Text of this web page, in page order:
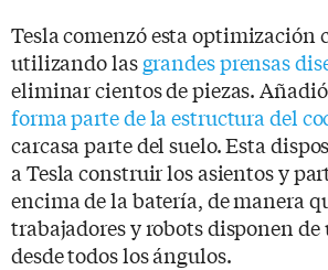
Tesla comenzó esta optimización
utilizando lasgrandes prensas
eliminar cientos de piezas.
forma parte de la estructura del
carcasa parte del suelo. Esta
a Tesla construir los asientos y
encima de la batería, de manera
trabajadores y robots disponen de
desde todos los ángulos.